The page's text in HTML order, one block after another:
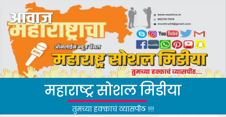
महाराष्ट्र सोशल मिडीया
तुमच्या हक्काचं व्यासपीठ !!!